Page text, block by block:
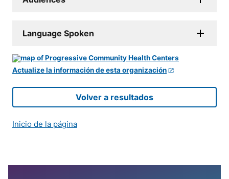
Language Spoken
Actualize la información de esta organización
Volver a resultados
Inicio de la página